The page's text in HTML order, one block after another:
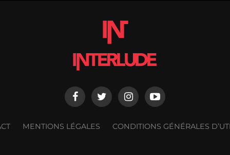
MENTIONS LÉGALES CONDITIONS GÉNÉRALES